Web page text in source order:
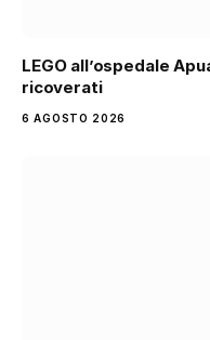
LEGO all’ospedale
ricoverati
6 AGOSTO 2026